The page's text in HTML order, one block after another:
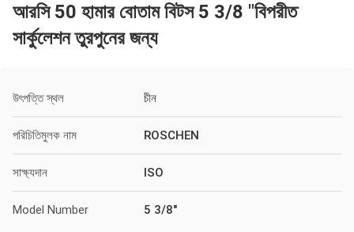
আরসি 50 হামার বোতাম বিটস 5 3/8 "বিপরীত
সার্কুলেশন তুরপুনের জন্য
উৎপত্তি স্থল চীন
পরিচিতিমুলক নাম ROSCHEN
সাক্ষ্যদান ISO
Model Number 5 3/8"